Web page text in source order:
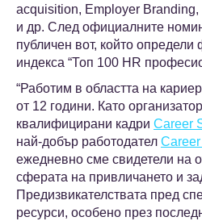
acquisition, Employer
и др. След официалните
публичен вот, който определи
индекса “Топ 100 HR
“Работим в областта на
от 12 години. Като
квалифицирани кадри Career
най-добър работодател
ежедневно сме свидетели на
сферата на привличането и
Предизвикателствата пред
ресурси, особено през